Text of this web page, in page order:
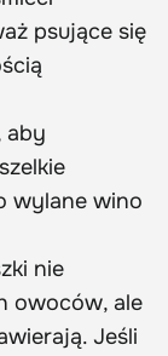
psujące się
aby
wylane wino
nie
owoców, ale
Jeśli